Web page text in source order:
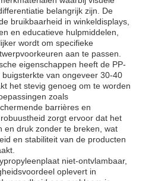
belangrijk zijn. De
bruikbaarheid in winkeldisplays,
en educatieve hulpmiddelen,
wordt om specifieke
aan te passen.
eigenschappen heeft de PP-
van ongeveer 30-40
het stevig genoeg om te worden
zoals
barrières en
zorgt ervoor dat het
en druk zonder te breken, wat
en stabiliteit van de producten
niet-ontvlambaar,
oplevert in